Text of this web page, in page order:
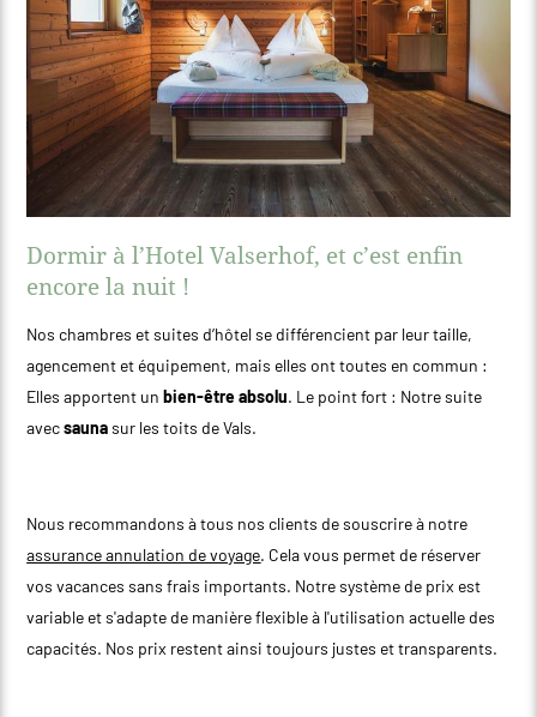
Dormir à l’Hotel Valserhof, et c’est enfin
encore la nuit !
Nos chambres et suites d’hôtel se différencient par leur taille,
agencement et équipement, mais elles ont toutes en commun :
Elles apportent unbien-êtreabsolu. Le point fort : Notre suite
avecsaunasur les toits de Vals.
Nous recommandons à tous nos clients de souscrire à notre
assurance annulation de voyage. Cela vous permet de réserver
vos vacances sans frais importants. Notre système de prix est
variable et s'adapte de manière flexible à l'utilisation actuelle des
capacités. Nos prix restent ainsi toujours justes et transparents.